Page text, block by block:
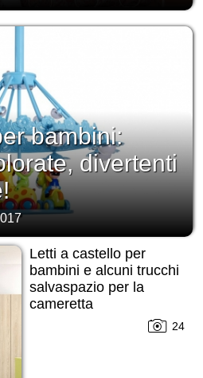
bambini:
divertenti
Letti a castello per
bambini e alcuni trucchi
salvaspazio per la
cameretta
24